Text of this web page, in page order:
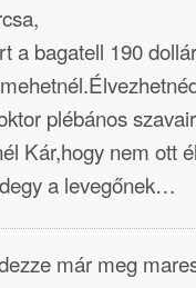
a bagatell 190
plébános
Kár,hogy nem ott
a levegőnek…
már meg